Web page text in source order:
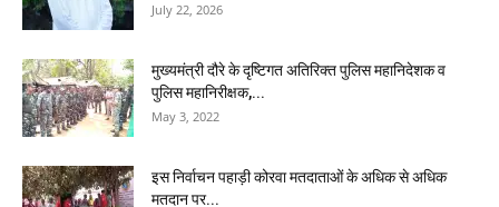
July 22, 2026
मुख्यमंत्री दौरे के दृष्टिगत अतिरिक्त पुलिस महानिदेशक व
पुलिस महानिरीक्षक,...
May 3, 2022
इस निर्वाचन पहाड़ी कोरवा मतदाताओं के अधिक से अधिक
मतदान पर...